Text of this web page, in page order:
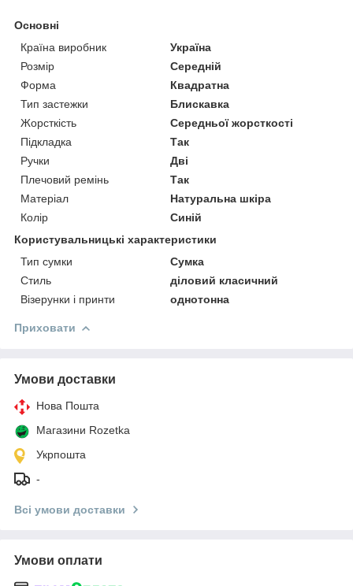
Основні
Країна виробник
Україна
Розмір
Середній
Форма
Квадратна
Тип застежки
Блискавка
Жорсткість
Середньої жорсткості
Підкладка
Так
Ручки
Дві
Плечовий ремінь
Так
Матеріал
Натуральна шкіра
Колір
Синій
Користувальницькі характеристики
Тип сумки
Сумка
Стиль
діловий класичний
Візерунки і принти
однотонна
Приховати
Умови доставки
Нова Пошта
Магазини Rozetka
Укрпошта
-
Всі умови доставки
Умови оплати